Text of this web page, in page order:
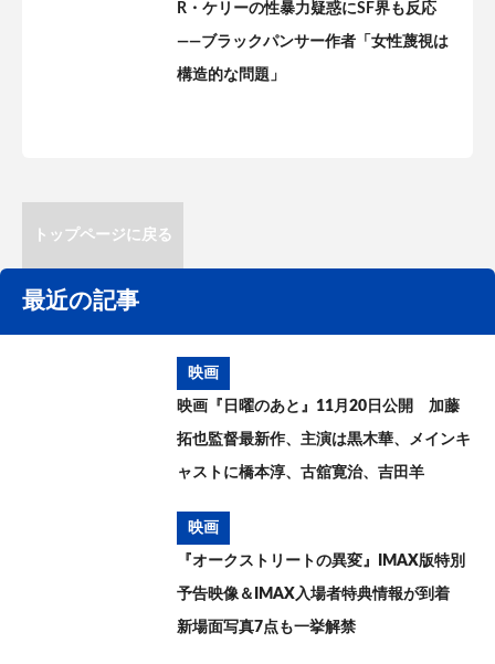
R・ケリーの性暴力疑惑にSF界も反応
——ブラックパンサー作者「女性蔑視は
構造的な問題」
トップページに戻る
最近の記事
映画
映画『日曜のあと』11月20日公開 加藤
拓也監督最新作、主演は黒木華、メインキ
ャストに橋本淳、古舘寛治、吉田羊
映画
『オークストリートの異変』IMAX版特別
予告映像＆IMAX入場者特典情報が到着
新場面写真7点も一挙解禁